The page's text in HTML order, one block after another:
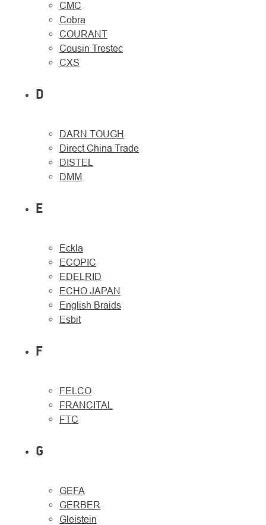
CMC
Cobra
COURANT
Cousin Trestec
CXS
D
DARN TOUGH
Direct China Trade
DISTEL
DMM
E
Eckla
ECOPIC
EDELRID
ECHO JAPAN
English Braids
Esbit
F
FELCO
FRANCITAL
FTC
G
GEFA
GERBER
Gleistein